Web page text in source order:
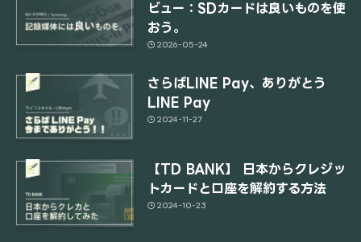
ビュー：SDカードは良いものを使
おう。
2026-05-24
さらばLINE Pay、ありがとう
LINE Pay
2024-11-27
【TD BANK】 日本からクレジッ
トカードと口座を解約する方法
2024-10-23